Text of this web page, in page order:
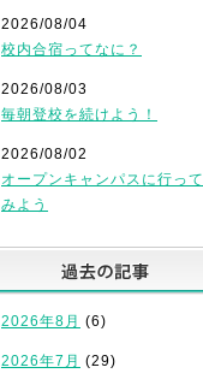
2026/08/04
校内合宿ってなに？
2026/08/03
毎朝登校を続けよう！
2026/08/02
オープンキャンパスに行って
みよう
2026年8月 (6)
2026年7月 (29)